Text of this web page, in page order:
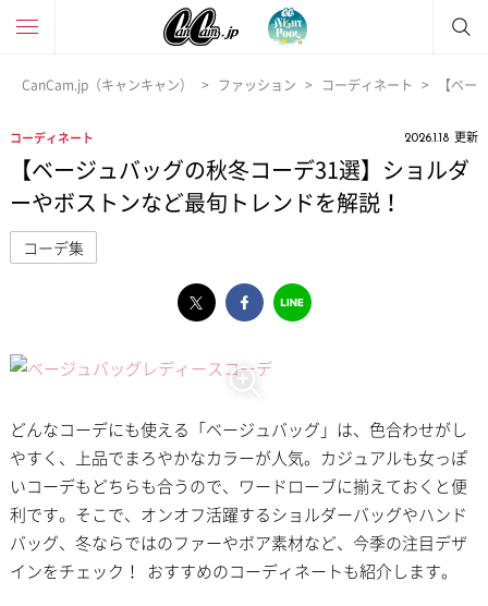
CanCam.jp（キャンキャン） ファッション コーディネート 【ベ
コーディネート 2026.1.18 更新
【ベージュバッグの秋冬コーデ31選】ショルダ
ーやボストンなど最旬トレンドを解説！
コーデ集
どんなコーデにも使える「ベージュバッグ」は、色合わせがし
やすく、上品でまろやかなカラーが人気。カジュアルも女っぽ
いコーデもどちらも合うので、ワードローブに揃えておくと便
利です。そこで、オンオフ活躍するショルダーバッグやハンド
バッグ、冬ならではのファーやボア素材など、今季の注目デザ
インをチェック！ おすすめのコーディネートも紹介します。